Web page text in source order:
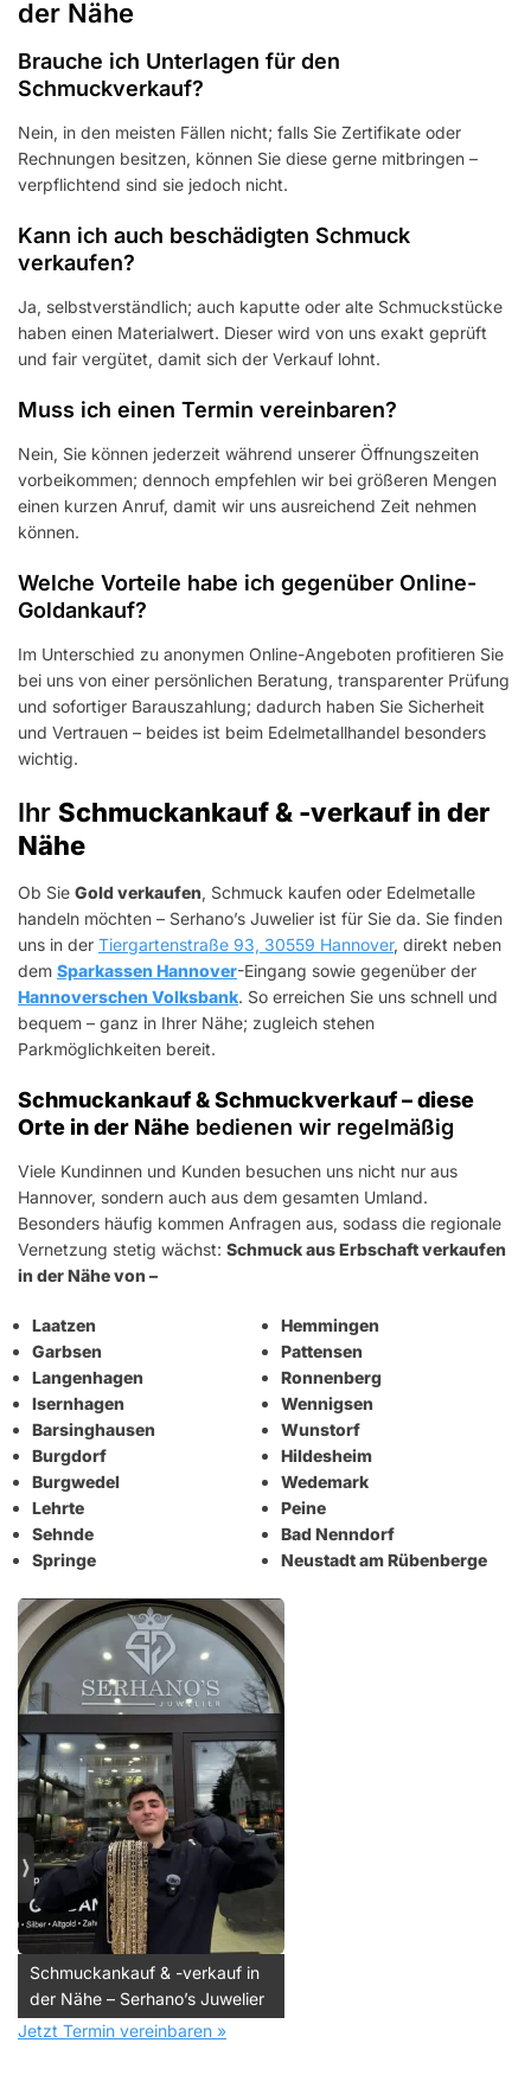
der Nähe
Brauche ich Unterlagen für den
Schmuckverkauf?
Nein, in den meisten Fällen nicht; falls Sie Zertifikate oder
Rechnungen besitzen, können Sie diese gerne mitbringen –
verpflichtend sind sie jedoch nicht.
Kann ich auch beschädigten Schmuck
verkaufen?
Ja, selbstverständlich; auch kaputte oder alte Schmuckstücke
haben einen Materialwert. Dieser wird von uns exakt geprüft
und fair vergütet, damit sich der Verkauf lohnt.
Muss ich einen Termin vereinbaren?
Nein, Sie können jederzeit während unserer Öffnungszeiten
vorbeikommen; dennoch empfehlen wir bei größeren Mengen
einen kurzen Anruf, damit wir uns ausreichend Zeit nehmen
können.
Welche Vorteile habe ich gegenüber Online-
Goldankauf?
Im Unterschied zu anonymen Online-Angeboten profitieren Sie
bei uns von einer persönlichen Beratung, transparenter Prüfung
und sofortiger Barauszahlung; dadurch haben Sie Sicherheit
und Vertrauen – beides ist beim Edelmetallhandel besonders
wichtig.
Ihr Schmuckankauf & -verkauf in der
Nähe
Ob Sie Gold verkaufen, Schmuck kaufen oder Edelmetalle
handeln möchten – Serhano’s Juwelier ist für Sie da. Sie finden
uns in der Tiergartenstraße 93, 30559 Hannover, direkt neben
dem Sparkassen Hannover-Eingang sowie gegenüber der
Hannoverschen Volksbank. So erreichen Sie uns schnell und
bequem – ganz in Ihrer Nähe; zugleich stehen
Parkmöglichkeiten bereit.
Schmuckankauf & Schmuckverkauf – diese
Orte in der Nähe bedienen wir regelmäßig
Viele Kundinnen und Kunden besuchen uns nicht nur aus
Hannover, sondern auch aus dem gesamten Umland.
Besonders häufig kommen Anfragen aus, sodass die regionale
Vernetzung stetig wächst: Schmuck aus Erbschaft verkaufen
in der Nähe von –
Laatzen
Garbsen
Langenhagen
Isernhagen
Barsinghausen
Burgdorf
Burgwedel
Lehrte
Sehnde
Springe
Hemmingen
Pattensen
Ronnenberg
Wennigsen
Wunstorf
Hildesheim
Wedemark
Peine
Bad Nenndorf
Neustadt am Rübenberge
Schmuckankauf & -verkauf in
der Nähe – Serhano’s Juwelier
Jetzt Termin vereinbaren »